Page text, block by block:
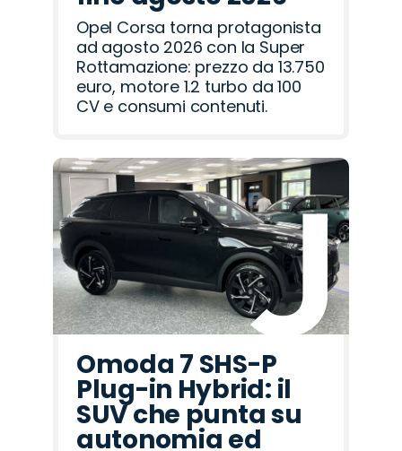
Opel Corsa torna protagonista
ad agosto 2026 con la Super
Rottamazione: prezzo da 13.750
euro, motore 1.2 turbo da 100
CV e consumi contenuti.
Omoda 7 SHS-P
Plug-in Hybrid: il
SUV che punta su
autonomia ed